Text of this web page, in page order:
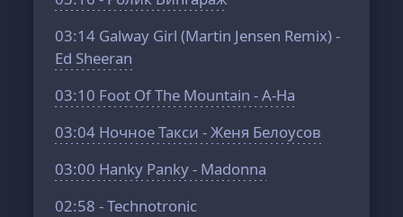
03:14 Galway Girl (Martin Jensen Remix) -
Ed Sheeran
03:10 Foot Of The Mountain - A-Ha
03:04 Ночное Такси - Женя Белоусов
03:00 Hanky Panky - Madonna
02:58 - Technotronic